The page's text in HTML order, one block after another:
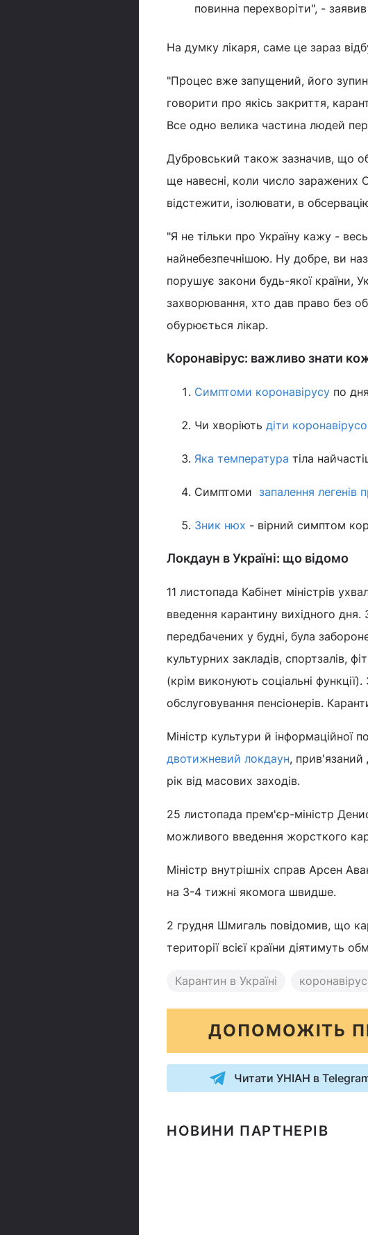
повинна перехворіти", -
На думку лікаря, саме це зараз
"Процес вже запущений, його
говорити про якісь закриття,
Все одно велика частина людей
Дубровський також зазначив, що
ще навесні, коли число заражених
відстежити, ізолювати, в
"Я не тільки про Україну кажу -
найнебезпечнішою. Ну добре, ви
порушує закони будь-якої країни,
захворювання, хто дав право без
обурюється лікар.
Коронавірус: важливо знати
Симптоми коронавірусу по
Чи хворіють діти
Яка температура тіла
Симптоми запалення легенів
Зник нюх - вірний симптом
Локдаун в Україні: що відомо
11 листопада Кабінет міністрів
введення карантину вихідного
передбачених у будні, була
культурних закладів, спортзалів,
(крім виконують соціальні
обслуговування пенсіонерів.
Міністр культури й інформаційної
двотижневий локдаун, прив'язаний
рік від масових заходів.
25 листопада прем'єр-міністр
можливого введення жорсткого
Міністр внутрішніх справ Арсен
на 3-4 тижні якомога швидше.
2 грудня Шмигаль повідомив, що
території всієї країни діятимуть
Карантин в Україні коронавірус
ДОПОМОЖІТЬ
Читати УНІАН в
НОВИНИ ПАРТНЕРІВ